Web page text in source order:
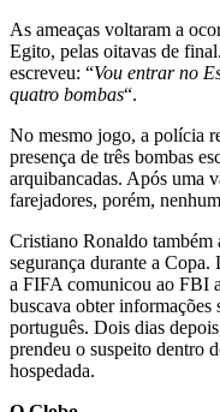
As ameaças voltaram a
Egito, pelas oitavas de
escreveu: “Vou entrar no
quatro bombas“.
No mesmo jogo, a polícia
presença de três bombas
arquibancadas. Após uma
farejadores, porém,
Cristiano Ronaldo também
segurança durante a
a FIFA comunicou ao FBI
buscava obter informações
português. Dois dias
prendeu o suspeito dentro
hospedada.